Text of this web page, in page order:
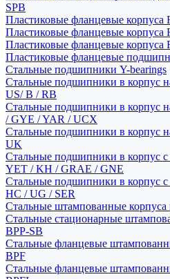
SPB
Пластиковые фланцевые корпуса
Пластиковые фланцевые корпуса
Пластиковые фланцевые корпуса
Пластиковые фланцевые
Стальные подшипники Y-bearings
Стальные подшипники в корпус
US/ B / RB
Стальные подшипники в корпус
/ GYE / YAR / UCX
Стальные подшипники в корпус
UK
Стальные подшипники в корпус с
YET / KH / GRAE / GNE
Стальные подшипники в корпус
HC / UG / SER
Стальные штампованные корпуса
Стальные стационарные
BPP-SB
Стальные фланцевые
BPF
Стальные фланцевые